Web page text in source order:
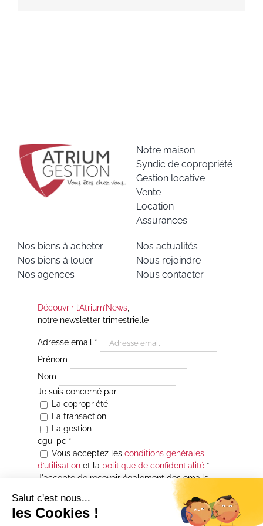
Notre maison
Syndic de copropriété
Gestion locative
Vente
Location
Assurances
Nos biens à acheter
Nos biens à louer
Nos agences
Nos actualités
Nous rejoindre
Nous contacter
Découvrir l’Atrium’News,
notre newsletter trimestrielle
Adresse email *
Prénom
Nom
Je suis concerné par
La copropriété
La transaction
La gestion
cgu_pc *
Vous acceptez les conditions générales
d’utilisationet la politique de confidentialité*
J'accepte de recevoir également des emails
Je souhaite être informé(e) de toutes les
actualités immobilières des agences de la
Maison Atrium Gestion. À tout moment, vous